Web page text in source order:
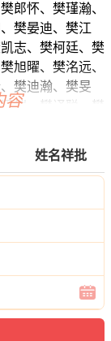
郎怀、樊瑾瀚、
樊晏迪、樊江
志、樊柯廷、樊
旭曜、樊洺远、
樊迪瀚、樊旻
恺、樊译聪、樊
樊流虹、樊旭
正、樊云黛、樊
寅卓、樊郎诚、
樊迪辉、樊郎
娴、樊迪桦、樊
旭旻、樊珠杉、
樊逸尊、樊宽
迪俊、樊鸣远、
樊翰琛、樊远
容
姓名祥批